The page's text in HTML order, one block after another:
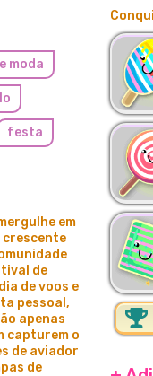
moda
festa
em
crescente
de
de voos e
pessoal,
apenas
capturem o
de aviador
de